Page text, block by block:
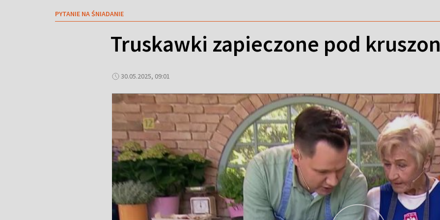
PYTANIE NA ŚNIADANIE
Truskawki zapieczone pod
30.05.2025, 09:01